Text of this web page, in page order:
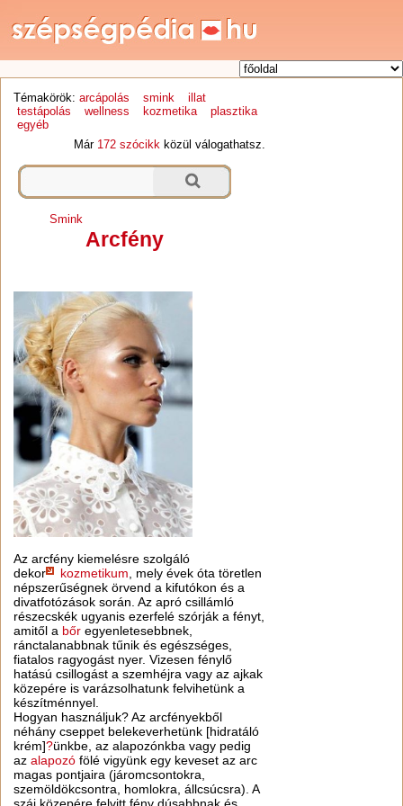
Témakörök: arcápolás smink
illat
testápolás
wellness kozmetika
plasztika
egyéb
Már 172 szócikk közül válogathatsz.
Smink
Arcfény
Az arcfény kiemelésre szolgáló
dekor
kozmetikum , mely évek óta töretlen
népszerűségnek örvend a kifutókon és a
divatfotózások során. Az apró csillámló
részecskék ugyanis ezerfelé szórják a fényt,
amitől a bőr egyenletesebbnek,
ránctalanabbnak tűnik és egészséges,
fiatalos ragyogást nyer. Vizesen fénylő
hatású csillogást a szemhéjra vagy az ajkak
közepére is varázsolhatunk felvihetünk a
készítménnyel.
Hogyan használjuk? Az arcfényekből
néhány cseppet belekeverhetünk [hidratáló
krém]?ünkbe, az alapozónkba vagy pedig
azalapozó fölé vigyünk egy keveset az arc
magas pontjaira (járomcsontokra,
szemöldökcsontra, homlokra, állcsúcsra). A